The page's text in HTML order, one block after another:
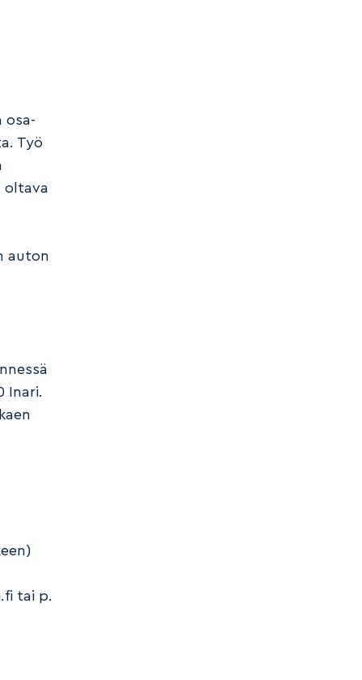
osa-
Työ
oltava
auton
Inari.
tai p.